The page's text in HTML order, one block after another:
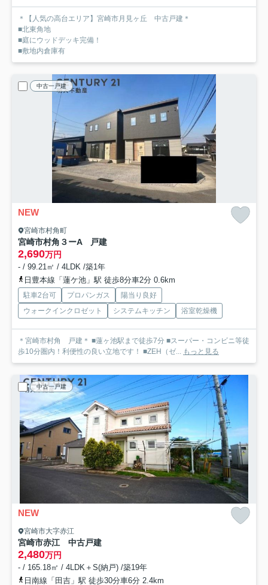
＊【人気の高台エリア】宮崎市月見ヶ丘 中古戸建＊
■北東角地
■庭にウッドデッキ完備！
■敷地内倉庫有
中古一戸建
NEW
宮崎市村角町
宮崎市村角３ーA 戸建
2,690万円
- / 99.21㎡ / 4LDK /築1年
日豊本線「蓮ケ池」駅 徒歩8分車2分 0.6km
駐車2台可 プロパンガス
陽当り良好
ウォークインクロゼット
システムキッチン 浴室乾燥機
＊宮崎市村角 戸建＊ ■蓮ヶ池駅まで徒歩7分 ■スーパー・コンビニ等徒
歩10分圏内！利便性の良い立地です！ ■ZEH（ゼ...
もっと見る
中古一戸建
NEW
宮崎市大字赤江
宮崎市赤江 中古戸建
2,480万円
- / 165.18㎡ / 4LDK＋S(納戸) /築19年
日南線「田吉」駅 徒歩30分車6分 2.4km